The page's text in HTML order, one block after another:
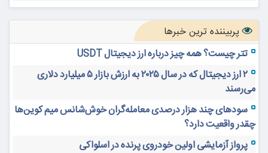
پربیننده ترین خبرها
تتر چیست؟ همه چیز درباره ارز دیجیتال USDT
۲ ارز دیجیتال که در سال ۲۰۲۵ به ارزش بازار ۵ میلیارد دلاری
می‌رسند
سودهای چند هزار درصدی معامله‌گران خوش‌شانس میم کوین‌ها
چقدر واقعیت دارد؟
پرواز آزمایشی اولین خودروی پرنده در اسلواکی